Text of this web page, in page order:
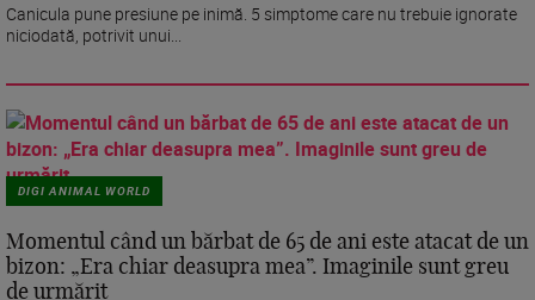
Canicula pune presiune pe inimă. 5 simptome care nu trebuie ignorate
niciodată, potrivit unui...
DIGI ANIMAL WORLD
Momentul când un bărbat de 65 de ani este atacat de un
bizon: „Era chiar deasupra mea”. Imaginile sunt greu
de urmărit